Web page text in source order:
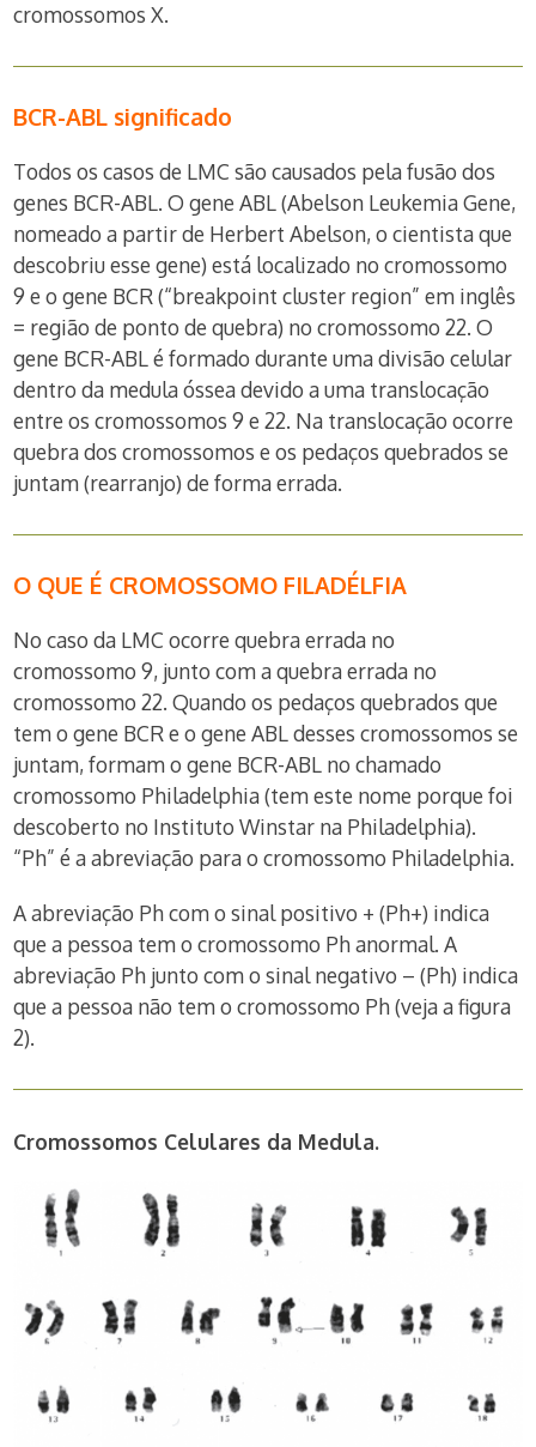
cromossomos X.
BCR-ABL significado
Todos os casos de LMC são causados pela fusão dos
genes BCR-ABL. O gene ABL (Abelson Leukemia Gene,
nomeado a partir de Herbert Abelson, o cientista que
descobriu esse gene) está localizado no cromossomo
9 e o gene BCR (“breakpoint cluster region” em inglês
= região de ponto de quebra) no cromossomo 22. O
gene BCR-ABL é formado durante uma divisão celular
dentro da medula óssea devido a uma translocação
entre os cromossomos 9 e 22. Na translocação ocorre
quebra dos cromossomos e os pedaços quebrados se
juntam (rearranjo) de forma errada.
O QUE É CROMOSSOMO FILADÉLFIA
No caso da LMC ocorre quebra errada no
cromossomo 9, junto com a quebra errada no
cromossomo 22. Quando os pedaços quebrados que
tem o gene BCR e o gene ABL desses cromossomos se
juntam, formam o gene BCR-ABL no chamado
cromossomo Philadelphia (tem este nome porque foi
descoberto no Instituto Winstar na Philadelphia).
“Ph” é a abreviação para o cromossomo Philadelphia.
A abreviação Ph com o sinal positivo + (Ph+) indica
que a pessoa tem o cromossomo Ph anormal. A
abreviação Ph junto com o sinal negativo – (Ph) indica
que a pessoa não tem o cromossomo Ph (veja a figura
2).
Cromossomos Celulares da Medula.